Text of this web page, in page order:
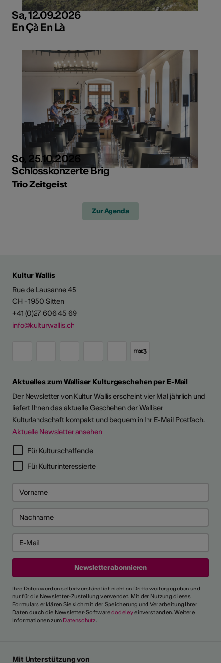
Sa, 12.09.2026
En Çà En Là
So, 25.10.2026
Schlosskonzerte Brig
Trio Zeitgeist
Zur Agenda
Kultur Wallis
Rue de Lausanne 45
CH - 1950 Sitten
+41 (0)27 606 45 69
info@kulturwallis.ch
Aktuelles zum Walliser Kulturgeschehen per E-Mail
Der Newsletter von Kultur Wallis erscheint vier Mal jährlich und
liefert Ihnen das aktuelle Geschehen der Walliser
Kulturlandschaft kompakt und bequem in Ihr E-Mail Postfach.
Aktuelle Newsletter ansehen
Für Kulturschaffende
Für Kulturinteressierte
Ihre Daten werden selbstverständlich nicht an Dritte weitergegeben und
nur für die Newsletter-Zustellung verwendet. Mit der Nutzung dieses
Formulars erklären Sie sich mit der Speicherung und Verarbeitung Ihrer
Daten durch die Newsletter-Software dodeleyeinverstanden. Weitere
Informationen zum Datenschutz.
Mit Unterstützung von